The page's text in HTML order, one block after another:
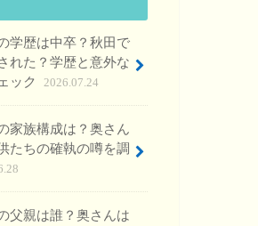
学歴は中卒？秋田で
れた？学歴と意外な
ック
2026.07.24
家族構成は？奥さん
たちの確執の噂を調
父親は誰？奥さんは